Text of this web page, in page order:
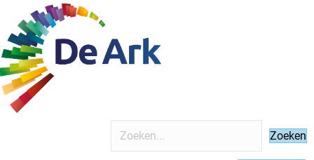
Zoeken